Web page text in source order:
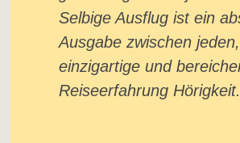
Selbige Ausflug ist ein
Ausgabe zwischen
einzigartige und
Reiseerfahrung Hörigkeit.